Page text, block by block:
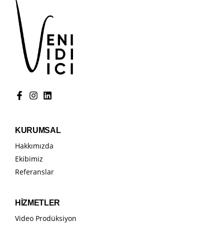
KURUMSAL
Hakkımızda
Ekibimiz
Referanslar
HİZMETLER
Video Prodüksiyon